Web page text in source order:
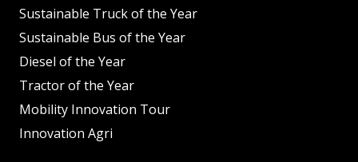
Sustainable Truck of the Year
Sustainable Bus of the Year
Diesel of the Year
Tractor of the Year
Mobility Innovation Tour
Innovation Agri